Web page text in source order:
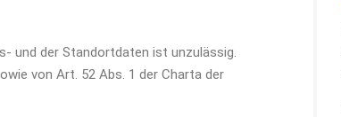
und der Standortdaten ist unzulässig.
von Art. 52 Abs. 1 der Charta der